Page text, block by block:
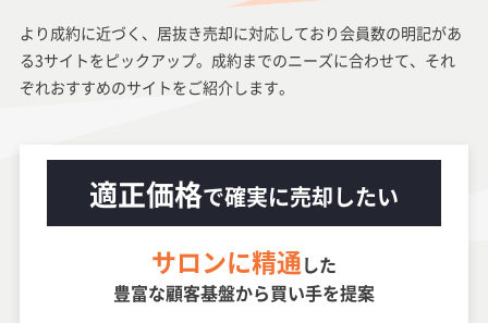
より成約に近づく、居抜き売却に対応しており会員数の明記があ
る3サイトをピックアップ。成約までのニーズに合わせて、それ
ぞれおすすめのサイトをご紹介します。
適正価格で確実に売却したい
サロンに精通した
豊富な顧客基盤から買い手を提案